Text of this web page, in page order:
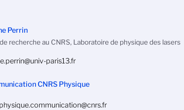
Perrin
recherche au CNRS, Laboratoire de physique des lasers
paris13.fr
CNRS Physique